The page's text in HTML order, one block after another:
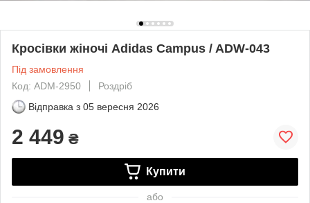
Кросівки жіночі Adidas Campus / ADW-043
Під замовлення
Код: ADM-2950
Роздріб
Відправка з 05 вересня 2026
2 449 ₴
Купити
або